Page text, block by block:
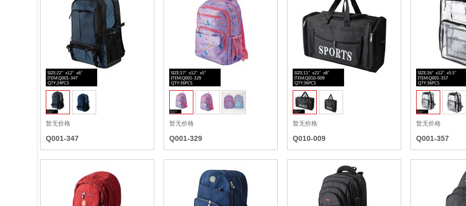
收藏
暂无价格
Q001-347
收藏
暂无价格
Q001-329
收藏
暂无价格
Q010-009
暂无价格
Q001-357